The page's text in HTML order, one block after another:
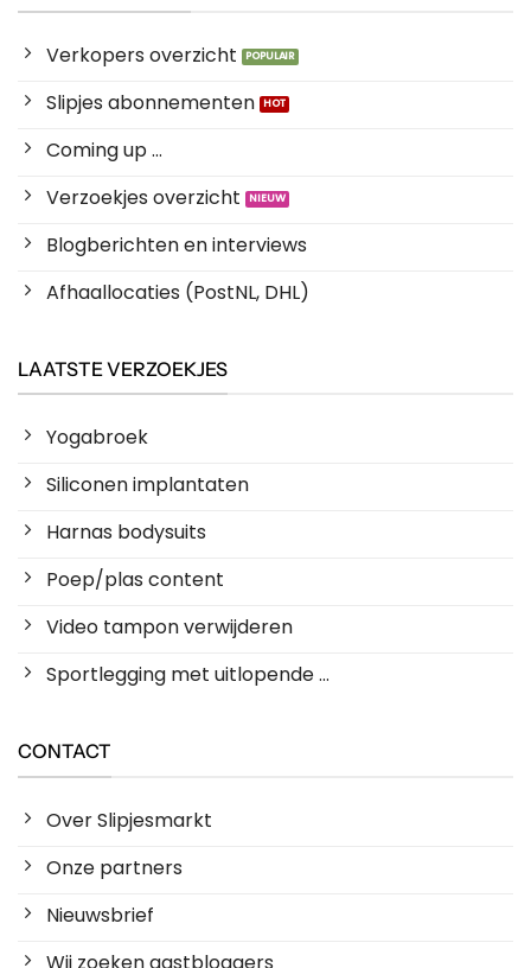
Verkopers overzicht
Slipjes abonnementen
Coming up ...
Verzoekjes overzicht
Blogberichten en interviews
Afhaallocaties (PostNL, DHL)
LAATSTE VERZOEKJES
Yogabroek
Siliconen implantaten
Harnas bodysuits
Poep/plas content
Video tampon verwijderen
Sportlegging met uitlopende ...
CONTACT
Over Slipjesmarkt
Onze partners
Nieuwsbrief
Wij zoeken gastbloggers